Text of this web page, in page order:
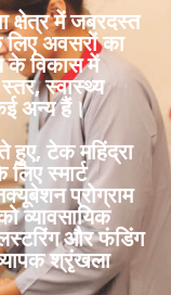
क्षेत्र में जबरदस्त
अवसरों का
के विकास में
स्वास्थ्य
अन्य हैं।
हुए, टेक महिंद्रा
स्मार्ट
प्रोग्राम
व्यावसायिक
और फंडिंग
श्रृंखला